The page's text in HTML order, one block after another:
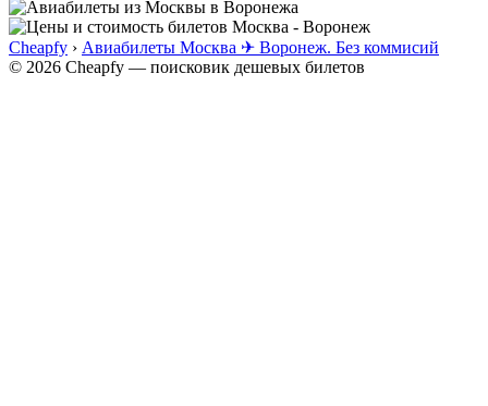
Cheapfy › Авиабилеты Москва ✈ Воронеж. Без коммисий
© 2026 Cheapfy — поисковик дешевых билетов